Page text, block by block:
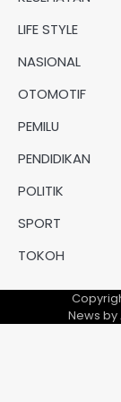
LIFE STYLE
NASIONAL
OTOMOTIF
PEMILU
PENDIDIKAN
POLITIK
SPORT
TOKOH
News by